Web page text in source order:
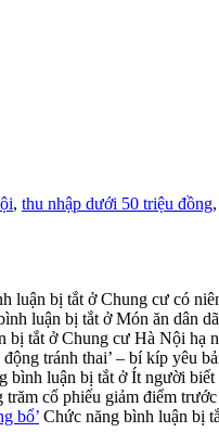
, thu nhập dưới 50 triệu đồng,
luận bị tắt ở Chung cư có
luận bị tắt ở Món ăn dân
bị tắt ở Chung cư Hà Nội hạ
động tránh thai’ – bí kíp yêu
bình luận bị tắt ở Ít người biết
trăm cổ phiếu giảm điểm
bổ’ Chức năng bình luận bị